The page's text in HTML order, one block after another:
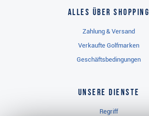
Alles über Shopping
Zahlung & Versand
Verkaufte Golfmarken
Geschäftsbedingungen
Unsere Dienste
Regriff